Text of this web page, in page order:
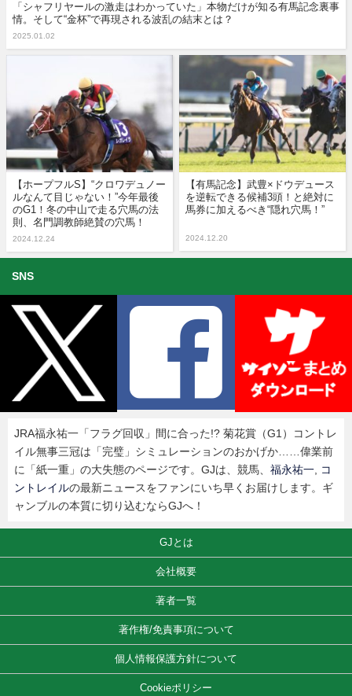
「シャフリヤールの激走はわかっていた」本物だけが知る有馬記念裏事
情。そして“金杯”で再現される波乱の結末とは？
2025.01.02
【ホープフルS】“クロワデュノー
ルなんて目じゃない！”今年最後
のG1！冬の中山で走る穴馬の法
則、名門調教師絶賛の穴馬！
2024.12.24
【有馬記念】武豊×ドウデュース
を逆転できる候補3頭！と絶対に
馬券に加えるべき“隠れ穴馬！”
2024.12.20
SNS
JRA福永祐一「フラグ回収」間に合った!? 菊花賞（G1）コントレ
イル無事三冠は「完璧」シミュレーションのおかげか……偉業前
に「紙一重」の大失態のページです。GJは、競馬、 福永祐一
コ
ントレイルの最新ニュースをファンにいち早くお届けします。ギ
ャンブルの本質に切り込むならGJへ！
GJとは
会社概要
著者一覧
著作権/免責事項について
個人情報保護方針について
Cookieポリシー